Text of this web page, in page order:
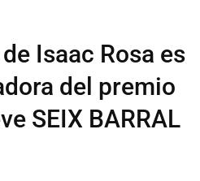
Isaac Rosa es
del premio
SEIX BARRAL